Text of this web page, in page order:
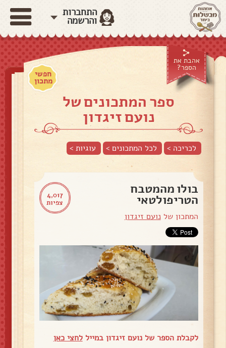
התחברות
והרשמה
אהבת את
הספר?
חפשי
מתכון
ספר המתכונים של
נועם זיגדון
לכריכה > לכל המתכונים > עוגיות>
4,017
צפיות
בולו מהמטבח
הטריפולטאי
המתכון שלנועם זיגדון
לקבלת הספר של נועם זיגדון במייללחצי כאן